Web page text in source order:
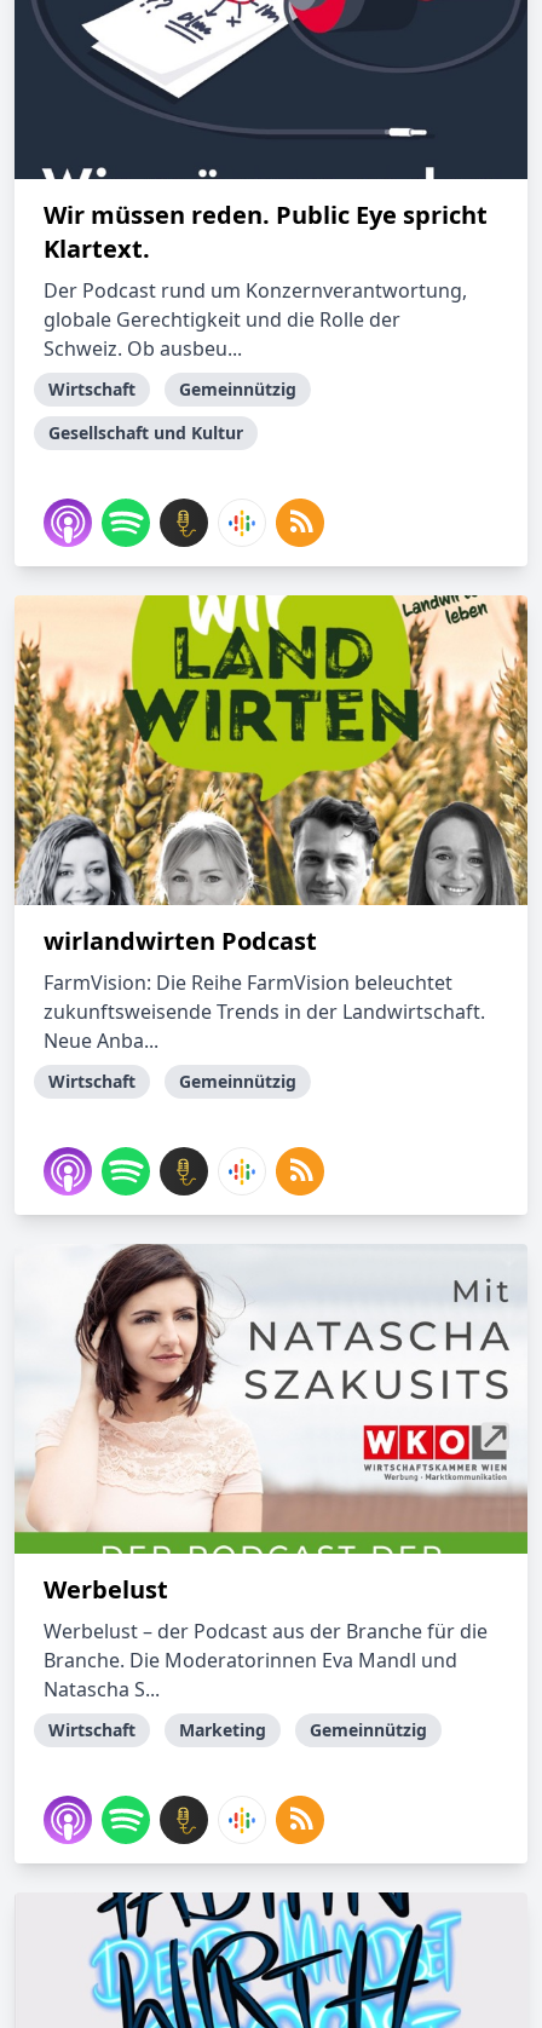
Wir müssen reden. Public Eye spricht
Klartext.
Der Podcast rund um Konzernverantwortung,
globale Gerechtigkeit und die Rolle der
Schweiz. Ob ausbeu...
Wirtschaft
Gemeinnützig
Gesellschaft und Kultur
wirlandwirten Podcast
FarmVision: Die Reihe FarmVision beleuchtet
zukunftsweisende Trends in der Landwirtschaft.
Neue Anba...
Wirtschaft Gemeinnützig
Werbelust
Werbelust – der Podcast aus der Branche für die
Branche. Die Moderatorinnen Eva Mandl und
Natascha S...
Wirtschaft Marketing Gemeinnützig